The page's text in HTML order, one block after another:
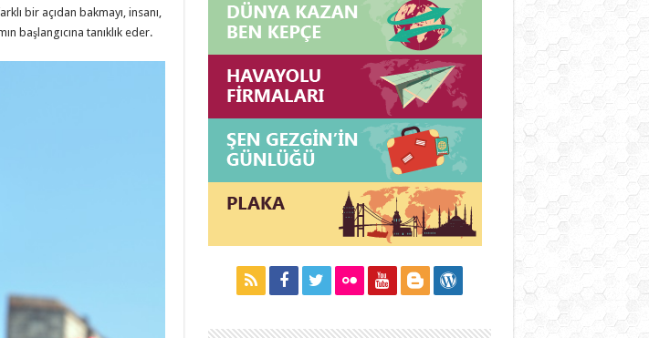
bir açıdan bakmayı, insanı,
başlangıcına tanıklık eder.